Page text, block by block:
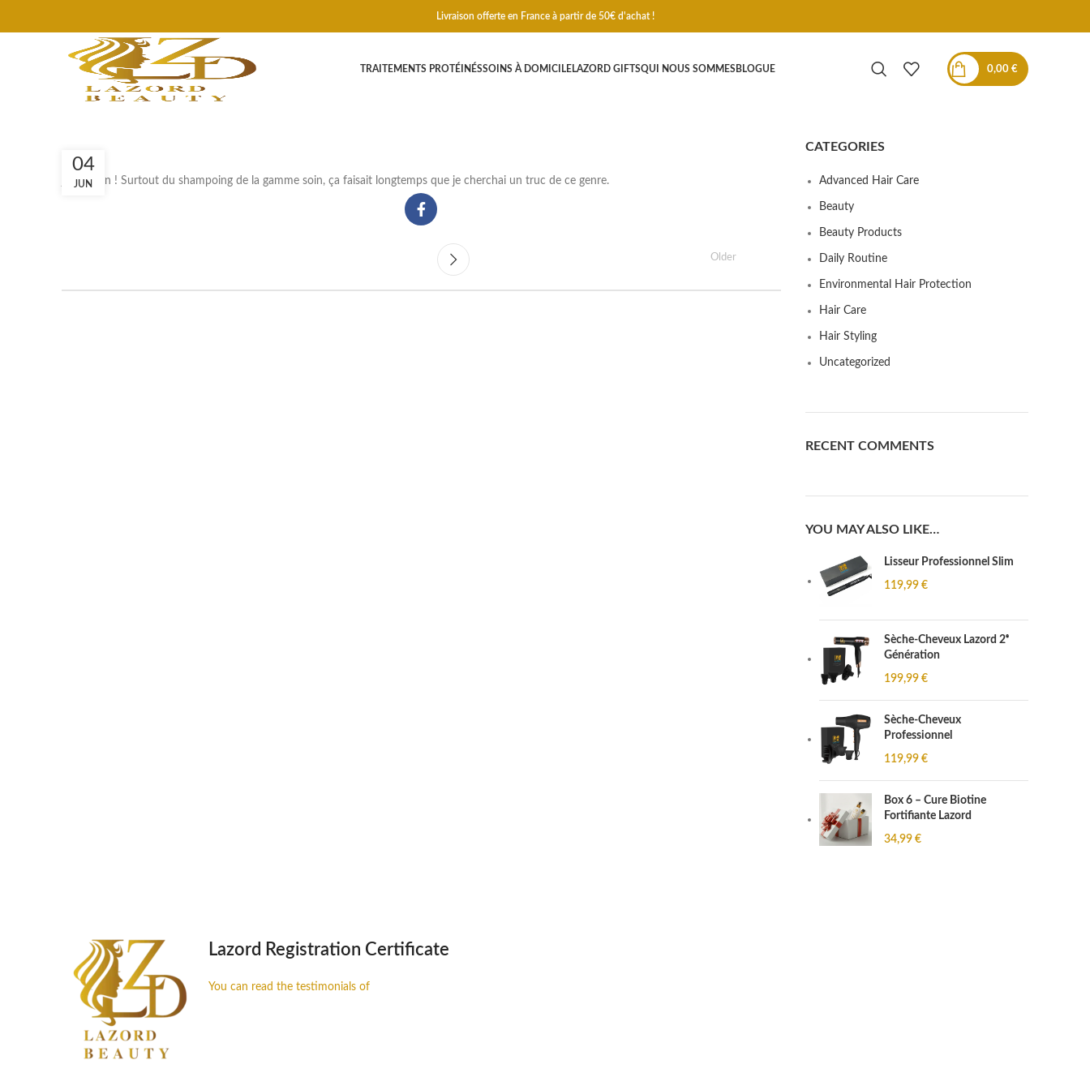
Livraison offerte en France à partir de 50€ d'achat !
TRAITEMENTS PROTÉINÉSSOINS À DOMICILELAZORD GIFTSQUI NOUS SOMMES BLOGUE 0,00 €
04
JUN
je suis fan ! Surtout du shampoing de la gamme soin, ça faisait longtemps que je cherchai un truc de ce genre.
Older
CATEGORIES
Advanced Hair Care
Beauty
Beauty Products
Daily Routine
Environmental Hair Protection
Hair Care
Hair Styling
Uncategorized
RECENT COMMENTS
YOU MAY ALSO LIKE…
Lisseur Professionnel Slim
119,99 €
Sèche-Cheveux Lazord 2ᵉ
Génération
199,99 €
Sèche-Cheveux
Professionnel
119,99 €
Box 6 – Cure Biotine
Fortifiante Lazord
34,99 €
Lazord Registration Certificate
You can read the testimonials of